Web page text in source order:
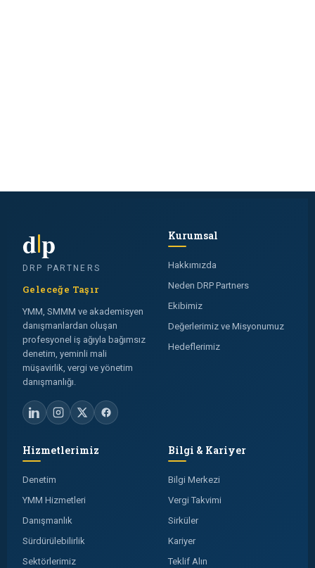
dp
DRP PARTNERS
Geleceğe Taşır
YMM, SMMM ve akademisyen
danışmanlardan oluşan
profesyonel iş ağıyla bağımsız
denetim, yeminli mali
müşavirlik, vergi ve yönetim
danışmanlığı.
Kurumsal
Hakkımızda
Neden DRP Partners
Ekibimiz
Değerlerimiz ve Misyonumuz
Hedeflerimiz
Hizmetlerimiz
Denetim
YMM Hizmetleri
Danışmanlık
Sürdürülebilirlik
Sektörlerimiz
Bilgi & Kariyer
Bilgi Merkezi
Vergi Takvimi
Sirküler
Kariyer
Teklif Alın